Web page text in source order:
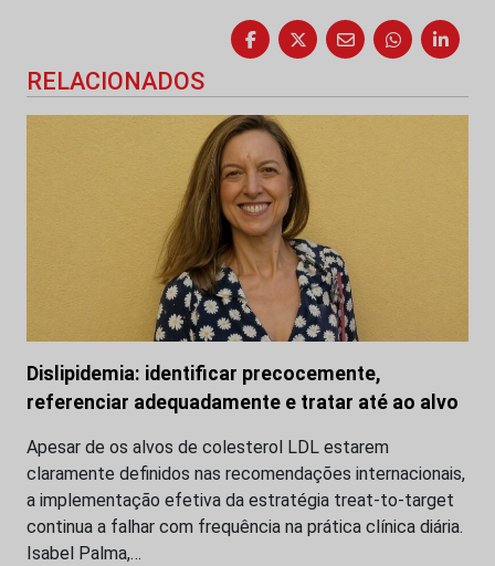
RELACIONADOS
Dislipidemia: identificar precocemente,
referenciar adequadamente e tratar até ao alvo
Apesar de os alvos de colesterol LDL estarem
claramente definidos nas recomendações internacionais,
a implementação efetiva da estratégia treat-to-target
continua a falhar com frequência na prática clínica diária.
Isabel Palma,…